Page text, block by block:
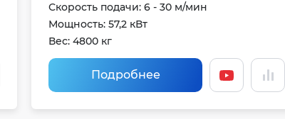
Скорость подачи: 6 - 30 м/мин
Мощность: 57,2 кВт
Вес: 4800 кг
Подробнее